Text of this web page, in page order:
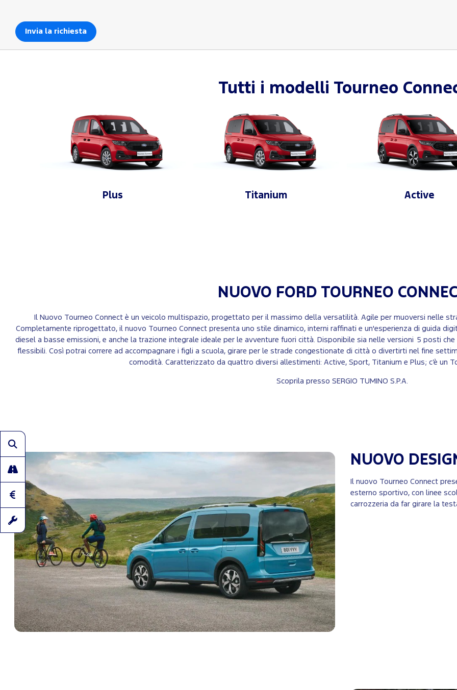
Tutti i modelli Tourneo
Plus Titanium Active
NUOVO FORD TOURNEO
Il Nuovo Tourneo Connect è un veicolo multispazio, progettato per il massimo della versatilità. Agile per muoversi nelle
Completamente riprogettato, il nuovo Tourneo Connect presenta uno stile dinamico, interni raffinati e un'esperienza di guida
diesel a basse emissioni, e anche la trazione integrale ideale per le avventure fuori città. Disponibile sia nelle versioni 5 posti
flessibili. Così potrai correre ad accompagnare i figli a scuola, girare per le strade congestionate di città o divertirti nel fine
comodità. Caratterizzato da quattro diversi allestimenti: Active, Sport, Titanium e Plus; c’è un
Scoprila presso SERGIO TUMINO S.P.A.
NUOVO
Il nuovo Tourneo Connect
esterno sportivo, con linee
carrozzeria da far girare la